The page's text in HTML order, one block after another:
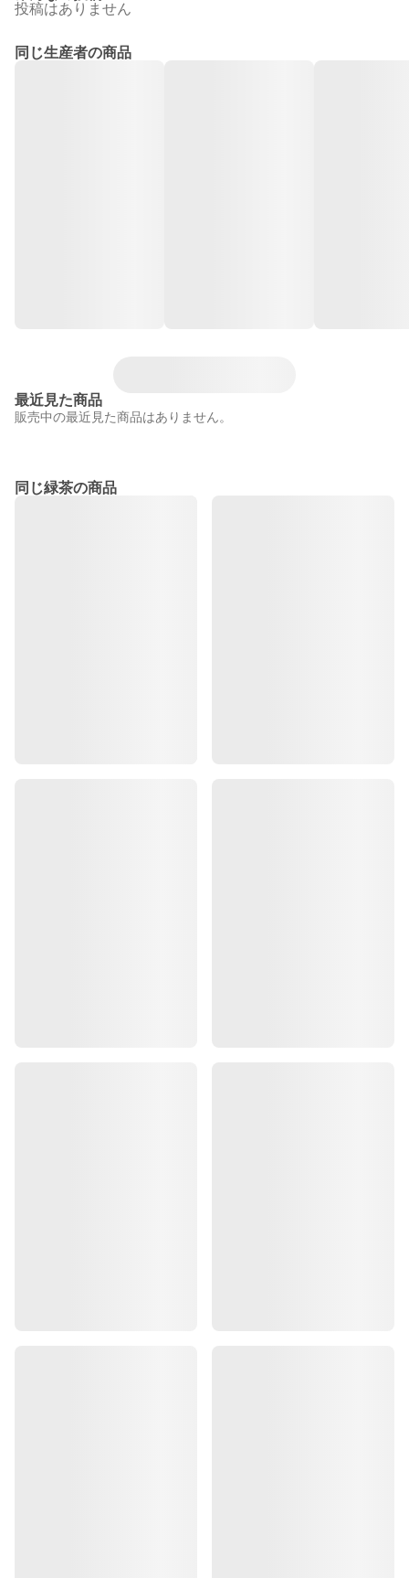
投稿はありません
同じ生産者の商品
最近見た商品
販売中の最近見た商品はありません。
同じ緑茶の商品